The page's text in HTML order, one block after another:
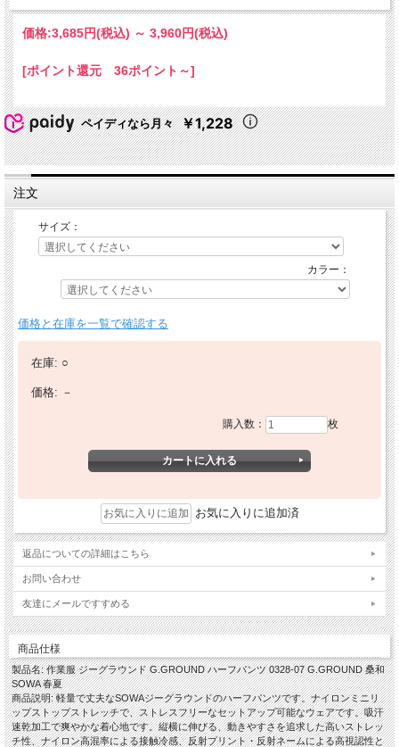
価格:3,685円(税込) ～ 3,960円(税込)
[ポイント還元 36ポイント～]
ペイディなら月々 ￥1,228
注文
サイズ：
カラー：
価格と在庫を一覧で確認する
在庫: ○
価格: －
購入数： 枚
お気に入りに追加済
返品についての詳細はこちら
お問い合わせ
友達にメールですすめる
商品仕様
製品名: 作業服 ジーグラウンド G.GROUND ハーフパンツ 0328-07 G.GROUND 桑和
SOWA 春夏
商品説明: 軽量で丈夫なSOWAジーグラウンドのハーフパンツです。ナイロンミニリ
ップストップストレッチで、ストレスフリーなセットアップ可能なウェアです。吸汗
速乾加工で爽やかな着心地です。縦横に伸びる、動きやすさを追求した高いストレッ
チ性、ナイロン高混率による接触冷感、反射プリント・反射ネームによる高視認性と